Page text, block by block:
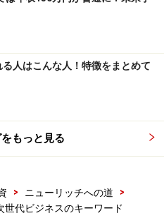
その在庫も時間が経つと腐
がかかる。
が、人件費や店舗の家賃な
はない。
であり、売上が厳しいとき
ッジがきかない。
人はこんな人！特徴をまとめて
もっと見る
> ニューリッチへの道
>
世代ビジネスのキーワード